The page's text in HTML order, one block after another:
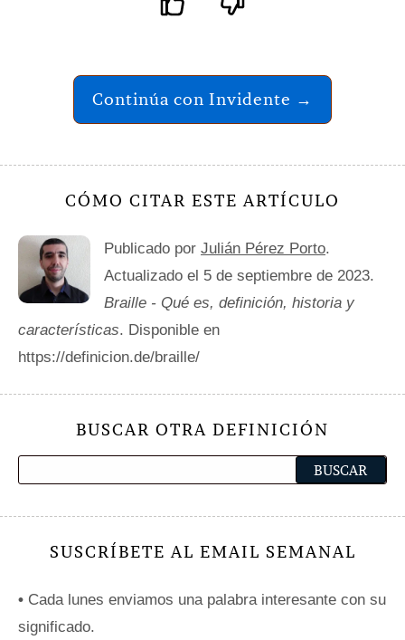
Continúa con Invidente →
CÓMO CITAR ESTE ARTÍCULO
Publicado por Julián Pérez Porto.
Actualizado el 5 de septiembre de 2023.
Braille - Qué es, definición, historia y
características. Disponible en
https://definicion.de/braille/
BUSCAR OTRA DEFINICIÓN
SUSCRÍBETE AL EMAIL SEMANAL
• Cada lunes enviamos una palabra interesante con su
significado.